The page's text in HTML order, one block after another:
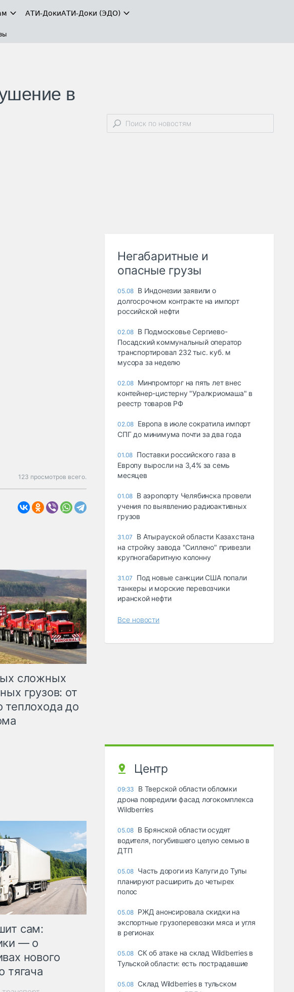
АТИ-ДокиАТИ-Доки (ЭДО)
в
123 просмотров всего.
сложных
грузов: от
теплохода до
сам:
— о
нового
тягача
Негабаритные и
опасные грузы
05.08 В Индонезии заявили о
долгосрочном контракте на импорт
российской нефти
02.08 В Подмосковье Сергиево-
Посадский коммунальный оператор
транспортировал 232 тыс. куб. м
мусора за неделю
02.08 Минпромторг на пять лет внес
контейнер-цистерну "Уралкриомаша" в
реестр товаров РФ
02.08 Европа в июле сократила импорт
СПГ до минимума почти за два года
01.08 Поставки российского газа в
Европу выросли на 3,4% за семь
месяцев
01.08 В аэропорту Челябинска провели
учения по выявлению радиоактивных
грузов
31.07
В Атырауской области Казахстана
на стройку завода "Силлено" привезли
крупногабаритную колонну
31.07
Под новые санкции США попали
танкеры и морские перевозчики
иранской нефти
Все новости
Центр
09:33
В Тверской области обломки
дрона повредили фасад логокомплекса
Wildberries
05.08 В Брянской области осудят
водителя, погубившего целую семью в
ДТП
05.08 Часть дороги из Калуги до Тулы
планируют расширить до четырех
полос
05.08 РЖД анонсировала скидки на
экспортные грузоперевозки мяса и угля
в регионах
05.08 СК об атаке на склад Wildberries в
Тульской области: есть пострадавшие
05.08 Склад Wildberries в тульском